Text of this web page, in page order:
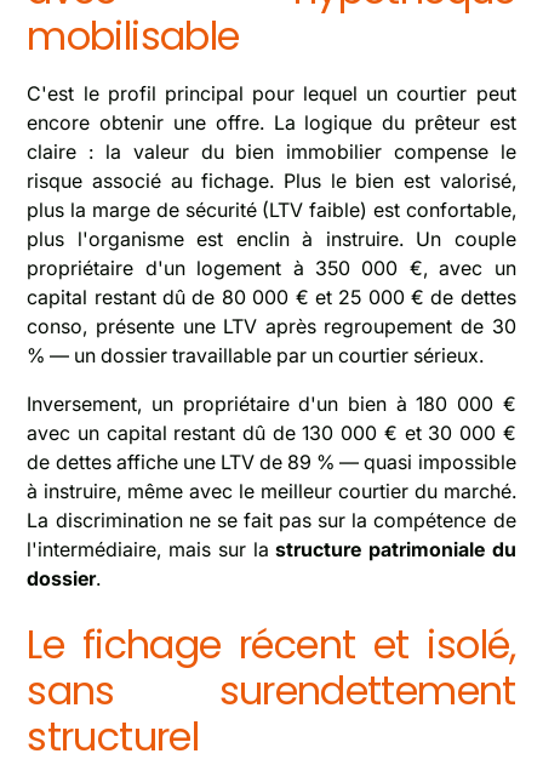
mobilisable
C'est le profil principal pour lequel un courtier peut
encore obtenir une offre. La logique du prêteur est
claire : la valeur du bien immobilier compense le
risque associé au fichage. Plus le bien est valorisé,
plus la marge de sécurité (LTV faible) est confortable,
plus l'organisme est enclin à instruire. Un couple
propriétaire d'un logement à 350 000 €, avec un
capital restant dû de 80 000 € et 25 000 € de dettes
conso, présente une LTV après regroupement de 30
% — un dossier travaillable par un courtier sérieux.
Inversement, un propriétaire d'un bien à 180 000 €
avec un capital restant dû de 130 000 € et 30 000 €
de dettes affiche une LTV de 89 % — quasi impossible
à instruire, même avec le meilleur courtier du marché.
La discrimination ne se fait pas sur la compétence de
l'intermédiaire, mais sur lastructure patrimoniale du
dossier.
Le fichage récent et isolé,
sans surendettement
structurel